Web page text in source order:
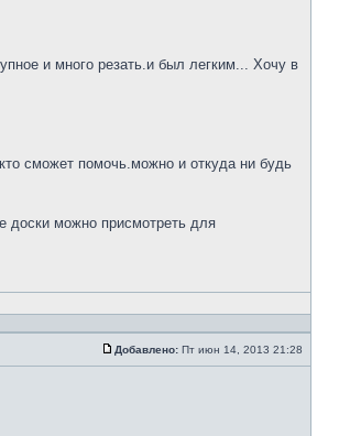
и много резать.и был легким... Хочу в
сможет помочь.можно и откуда ни будь
доски можно присмотреть для
Добавлено: Пт июн 14, 2013 21:28